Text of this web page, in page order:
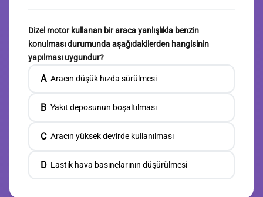
Dizel motor kullanan bir araca yanlışlıkla benzin
konulması durumunda aşağıdakilerden hangisinin
yapılması uygundur?
A Aracın düşük hızda sürülmesi
B Yakıt deposunun boşaltılması
C Aracın yüksek devirde kullanılması
D Lastik hava basınçlarının düşürülmesi